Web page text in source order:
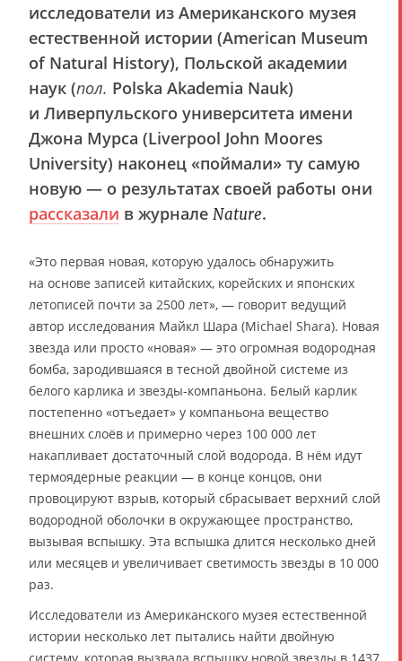
исследователи из Американского музея
естественной истории (American Museum
of Natural History), Польской академии
наук (пол. Polska Akademia Nauk)
и Ливерпульского университета имени
Джона Мурса (Liverpool John Moores
University) наконец «поймали» ту самую
новую — о результатах своей работы они
рассказали в журнале Nature.
«Это первая новая, которую удалось обнаружить
на основе записей китайских, корейских и японских
летописей почти за 2500 лет», — говорит ведущий
автор исследования Майкл Шара (Michael Shara). Новая
звезда или просто «новая» — это огромная водородная
бомба, зародившаяся в тесной двойной системе из
белого карлика и звезды-компаньона. Белый карлик
постепенно «отъедает» у компаньона вещество
внешних слоёв и примерно через 100 000 лет
накапливает достаточный слой водорода. В нём идут
термоядерные реакции — в конце концов, они
провоцируют взрыв, который сбрасывает верхний слой
водородной оболочки в окружающее пространство,
вызывая вспышку. Эта вспышка длится несколько дней
или месяцев и увеличивает светимость звезды в 10 000
раз.
Исследователи из Американского музея естественной
истории несколько лет пытались найти двойную